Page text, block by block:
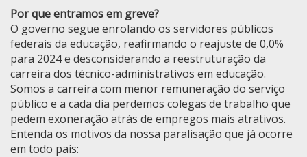
Por que entramos em greve?
O governo segue enrolando os servidores públicos
federais da educação, reafirmando o reajuste de 0,0%
para 2024 e desconsiderando a reestruturação da
carreira dos técnico-administrativos em educação.
Somos a carreira com menor remuneração do serviço
público e a cada dia perdemos colegas de trabalho que
pedem exoneração atrás de empregos mais atrativos.
Entenda os motivos da nossa paralisação que já ocorre
em todo país: